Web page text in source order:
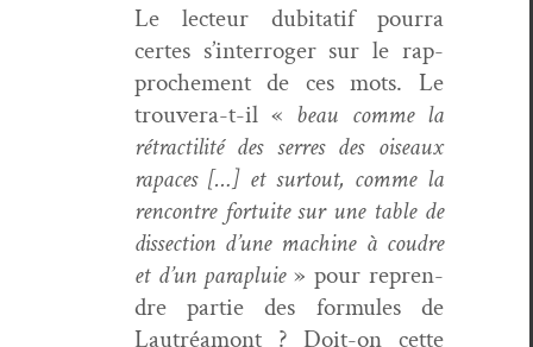
Le lecteur dubi­tatif pour­ra
certes s’interroger sur le rap­
proche­ment de ces mots. Le
trou­vera-t-il « beau comme la
rétrac­til­ité des ser­res des oiseaux
rapaces […] et surtout, comme la
ren­con­tre for­tu­ite sur une table de
dis­sec­tion d’une machine à coudre
et d’un para­pluie» pour repren­
dre par­tie des for­mules de
Lautréa­mont ? Doit-on cette